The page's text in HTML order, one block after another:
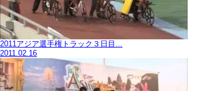
2011アジア選手権トラック３日目...
2011.02.16